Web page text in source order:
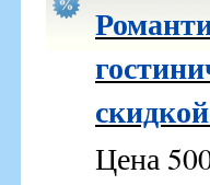
Цена